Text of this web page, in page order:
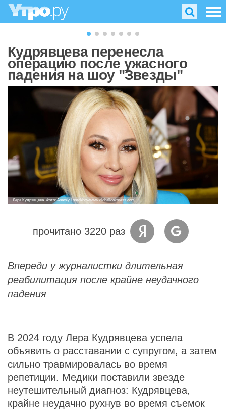
Кудрявцева перенесла
операцию после ужасного
падения на шоу "Звезды"
Лера Кудрявцева. Фото: Anatoly Lomokhov/www.globallookpress.com
прочитано 3220 раз
Впереди у журналистки длительная
реабилитация после крайне неудачного
падения
В 2024 году Лера Кудрявцева успела
объявить о расставании с супругом, а затем
сильно травмировалась во время
репетиции. Медики поставили звезде
неутешительный диагноз: Кудрявцева,
крайне неудачно рухнув во время съемок